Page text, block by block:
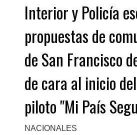
Interior y Policía
propuestas de
de San Francisco
de cara al inicio
piloto "Mi País
NACIONALES